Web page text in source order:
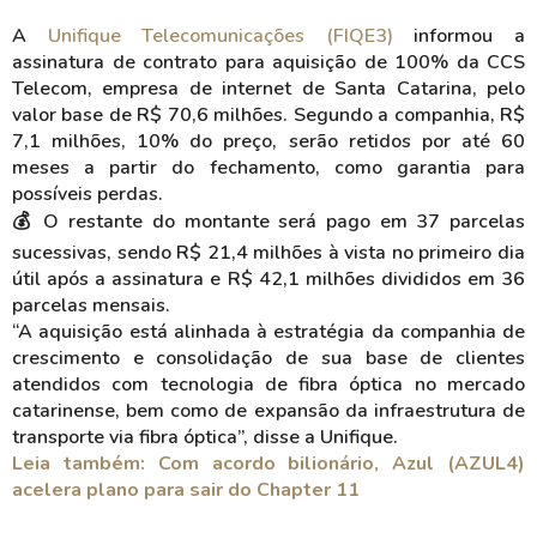
A Unifique Telecomunicações (FIQE3) informou a
assinatura de contrato para aquisição de 100% da CCS
Telecom, empresa de internet de Santa Catarina, pelo
valor base de R$ 70,6 milhões. Segundo a companhia, R$
7,1 milhões, 10% do preço, serão retidos por até 60
meses a partir do fechamento, como garantia para
possíveis perdas.
💰 O restante do montante será pago em 37 parcelas
sucessivas, sendo R$ 21,4 milhões à vista no primeiro dia
útil após a assinatura e R$ 42,1 milhões divididos em 36
parcelas mensais.
“A aquisição está alinhada à estratégia da companhia de
crescimento e consolidação de sua base de clientes
atendidos com tecnologia de fibra óptica no mercado
catarinense, bem como de expansão da infraestrutura de
transporte via fibra óptica”, disse a Unifique.
Leia também: Com acordo bilionário, Azul (AZUL4)
acelera plano para sair do Chapter 11